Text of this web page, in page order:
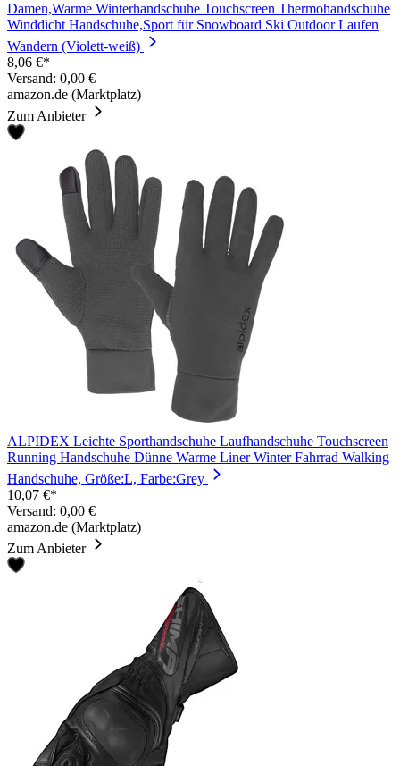
Damen,Warme Winterhandschuhe Touchscreen Thermohandschuhe
Winddicht Handschuhe,Sport für Snowboard Ski Outdoor Laufen
Wandern (Violett-weiß)
8,06 €*
Versand: 0,00 €
amazon.de (Marktplatz)
Zum Anbieter
ALPIDEX Leichte Sporthandschuhe Laufhandschuhe Touchscreen
Running Handschuhe Dünne Warme Liner Winter Fahrrad Walking
Handschuhe, Größe:L, Farbe:Grey
10,07 €*
Versand: 0,00 €
amazon.de (Marktplatz)
Zum Anbieter